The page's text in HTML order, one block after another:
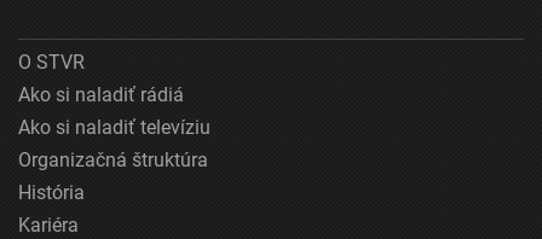
O STVR
Ako si naladiť rádiá
Ako si naladiť televíziu
Organizačná štruktúra
História
Kariéra